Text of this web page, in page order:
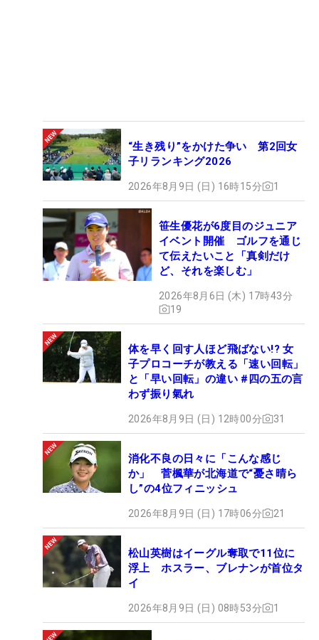
“生き残り”をかけた争い 第2回女
子リランキング2026
2026年8月9日 (日) 16時15分 1
笹生優花が6度目のジュニア
イベント開催 ゴルフを通じ
て伝えたいこと「真剣だけ
ど、それを楽しむ」
2026年8月6日 (木) 17時43分
19
体を早く回す人ほど飛ばない!? 女
子プロコーチが教える「速い回転」
と「早い回転」の違い #四の五の言
わず振り氣れ
2026年8月9日 (日) 12時00分 31
消化不良の日々に「こんな感じ
か」 菅楓華が北海道で“憂さ晴ら
し”の4位フィニッシュ
2026年8月9日 (日) 17時06分 21
松山英樹はイーグル奪取で11位に
浮上 ホスラー、ブレナンが首位タ
イ
2026年8月9日 (日) 08時53分 1